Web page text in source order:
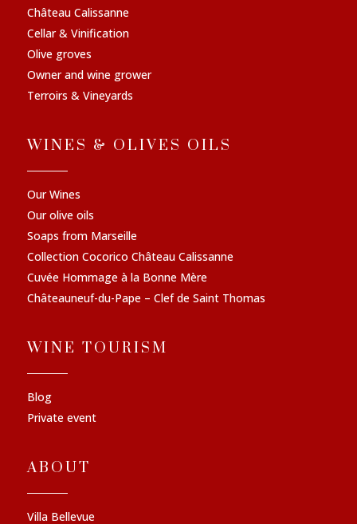
Château Calissanne
Cellar & Vinification
Olive groves
Owner and wine grower
Terroirs & Vineyards
WINES & OLIVES OILS
Our Wines
Our olive oils
Soaps from Marseille
Collection Cocorico Château Calissanne
Cuvée Hommage à la Bonne Mère
Châteauneuf-du-Pape – Clef de Saint Thomas
WINE TOURISM
Blog
Private event
ABOUT
Villa Bellevue